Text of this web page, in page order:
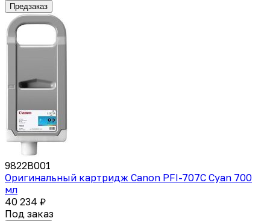
Предзаказ
9822B001
Оригинальный картридж Canon PFI-707C Cyan 700
мл
40 234 ₽
Под заказ